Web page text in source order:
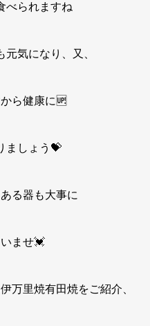
べられますね
気になり、又、
ら健康に🆙
ましょう💝
る器も大事に
ませ💓
万里焼有田焼をご紹介、